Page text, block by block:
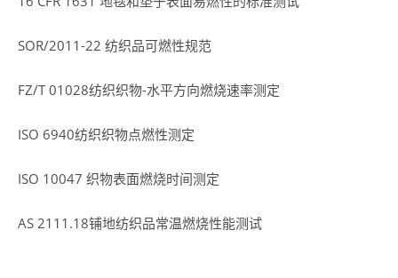
SOR/2011-22 纺织品可燃性规范
FZ/T 01028纺织织物-水平方向燃烧速率测定
ISO 6940纺织织物点燃性测定
ISO 10047 织物表面燃烧时间测定
AS 2111.18铺地纺织品常温燃烧性能测试